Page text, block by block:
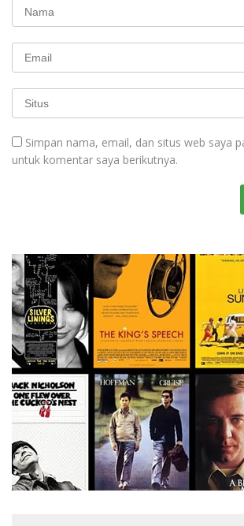
Simpan nama, email, dan situs web saya
untuk komentar saya berikutnya.